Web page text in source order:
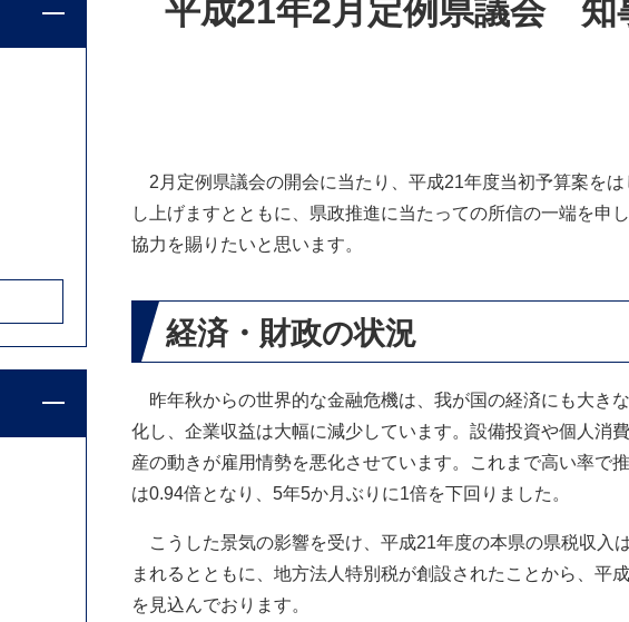
平成21年2月定例県議会 知
2月定例県議会の開会に当たり、平成21年度当初予算案を
し上げますとともに、県政推進に当たっての所信の一端を申
協力を賜りたいと思います。
経済・財政の状況
昨年秋からの世界的な金融危機は、我が国の経済にも大き
化し、企業収益は大幅に減少しています。設備投資や個人消
産の動きが雇用情勢を悪化させています。これまで高い率で
は0.94倍となり、5年5か月ぶりに1倍を下回りました。
こうした景気の影響を受け、平成21年度の本県の県税収入
まれるとともに、地方法人特別税が創設されたことから、平
を見込んでおります。